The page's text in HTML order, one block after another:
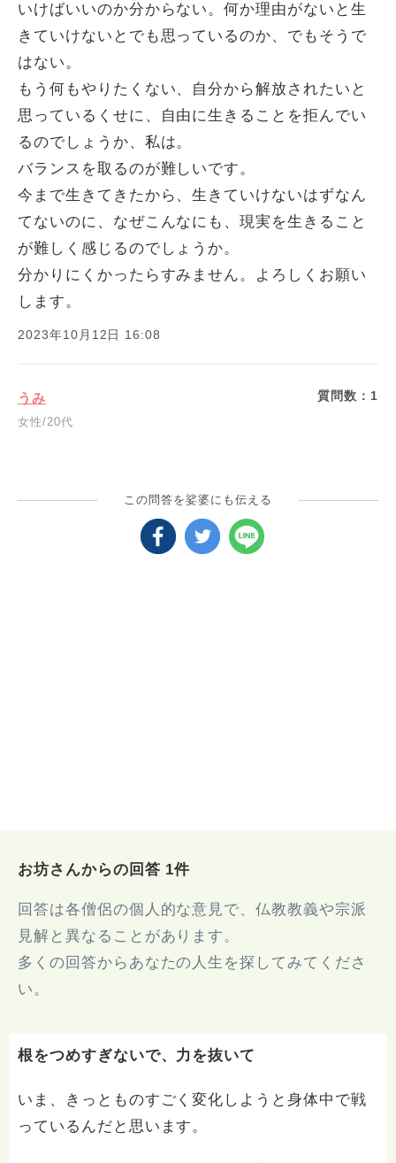
いけばいいのか分からない。何か理由がないと生
きていけないとでも思っているのか、でもそうで
はない。
もう何もやりたくない、自分から解放されたいと
思っているくせに、自由に生きることを拒んでい
るのでしょうか、私は。
バランスを取るのが難しいです。
今まで生きてきたから、生きていけないはずなん
てないのに、なぜこんなにも、現実を生きること
が難しく感じるのでしょうか。
分かりにくかったらすみません。よろしくお願い
します。
2023年10月12日 16:08
うみ
女性/20代
質問数： 1
この問答を娑婆にも伝える
お坊さんからの回答 1件
回答は各僧侶の個人的な意見で、仏教教義や宗派
見解と異なることがあります。
多くの回答からあなたの人生を探してみてくださ
い。
根をつめすぎないで、力を抜いて
いま、きっとものすごく変化しようと身体中で戦
っているんだと思います。